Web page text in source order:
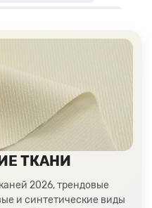
розовый
цвета
оливкового цвета
айвори, молочные оттенки
зеленого цвета
ТКАНИ
2026, трендовые
и синтетические виды